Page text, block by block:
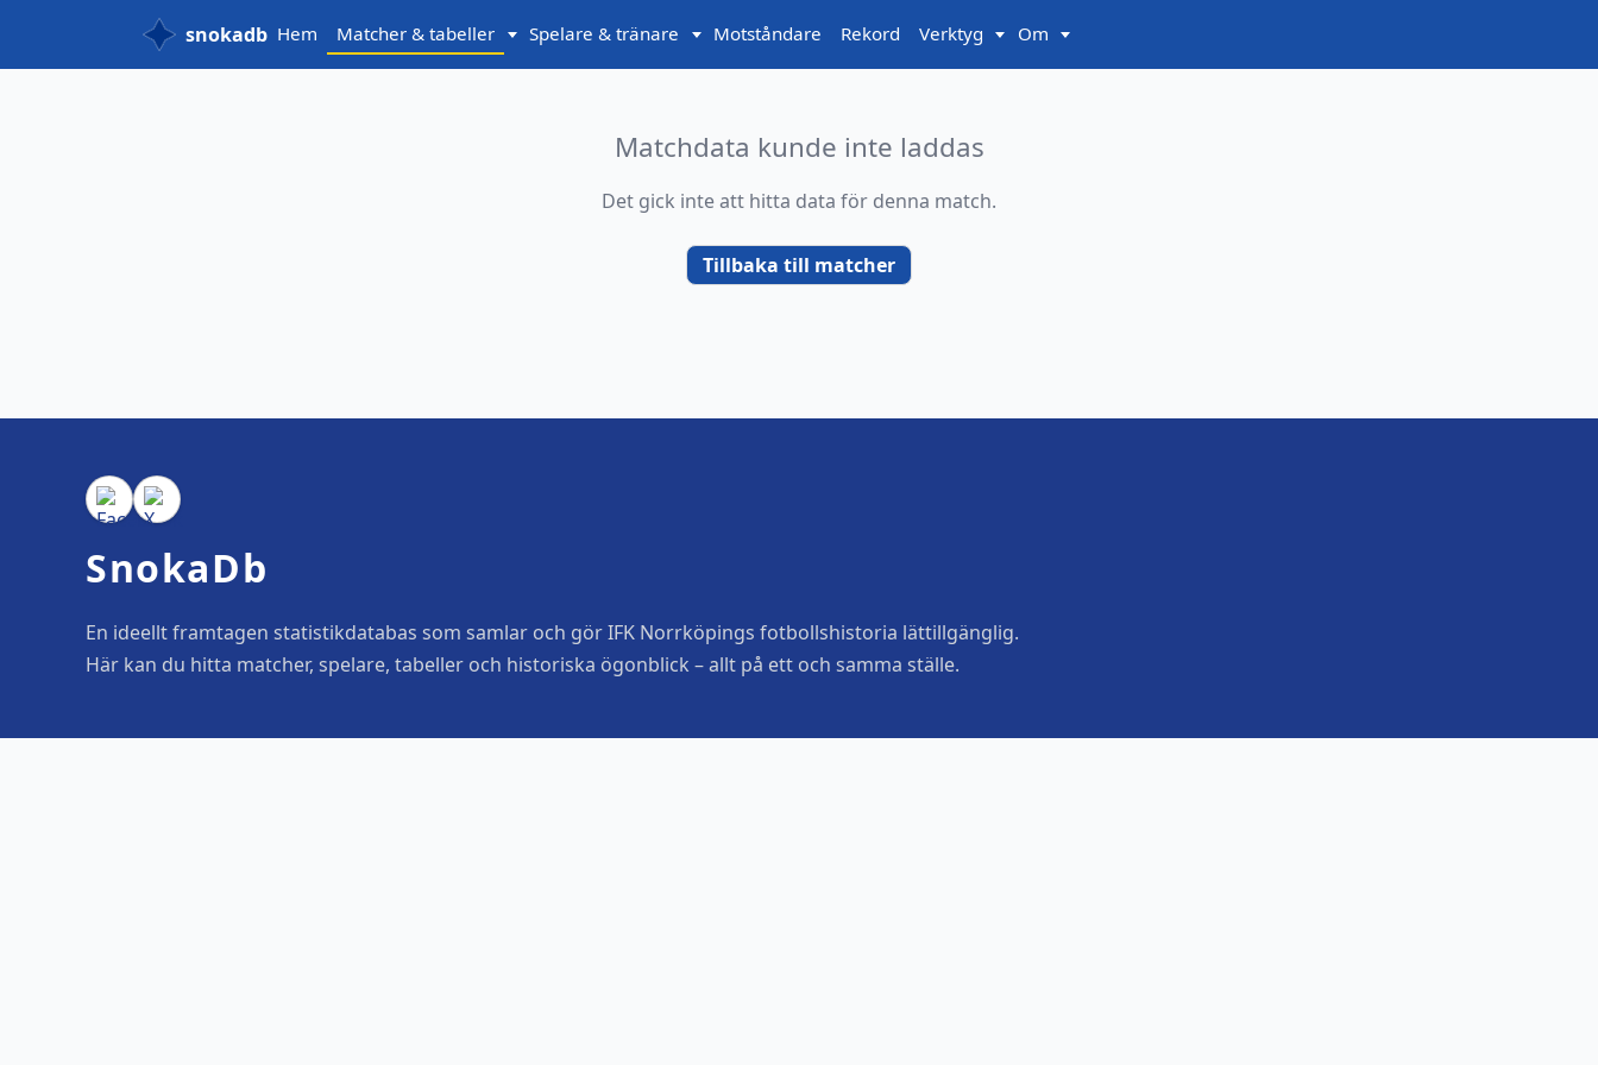
snokadb Hem Matcher & tabeller Spelare & tränare Motståndare Rekord Verktyg Om
Matchdata kunde inte laddas
Det gick inte att hitta data för denna match.
Tillbaka till matcher
SnokaDb
En ideellt framtagen statistikdatabas som samlar och gör IFK Norrköpings fotbollshistoria lättillgänglig.
Här kan du hitta matcher, spelare, tabeller och historiska ögonblick – allt på ett och samma ställe.